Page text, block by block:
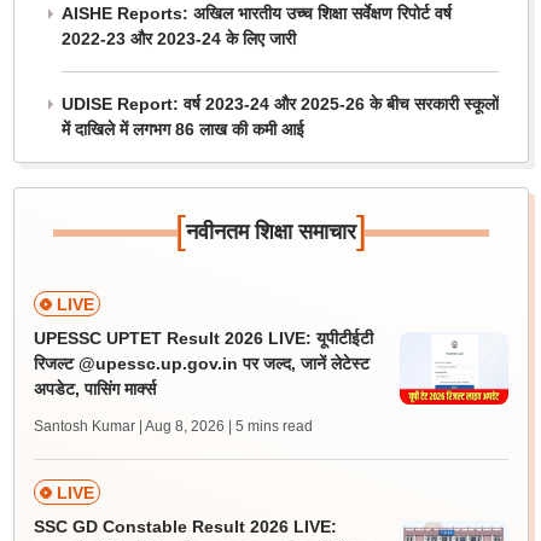
AISHE Reports: अखिल भारतीय उच्च शिक्षा सर्वेक्षण रिपोर्ट वर्ष
2022-23 और 2023-24 के लिए जारी
UDISE Report: वर्ष 2023-24 और 2025-26 के बीच सरकारी स्कूलों
में दाखिले में लगभग 86 लाख की कमी आई
[नवीनतम शिक्षा समाचार]
LIVE
UPESSC UPTET Result 2026 LIVE: यूपीटीईटी
रिजल्ट @upessc.up.gov.in पर जल्द, जानें लेटेस्ट
अपडेट, पासिंग मार्क्स
Santosh Kumar | Aug 8, 2026 | 5 mins read
LIVE
SSC GD Constable Result 2026 LIVE: